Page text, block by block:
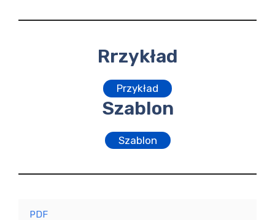
Rrzykład
Przykład
Szablon
Szablon
PDF